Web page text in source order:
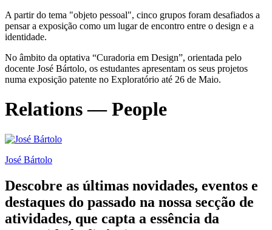
A partir do tema "objeto pessoal", cinco grupos foram desafiados a
pensar a exposição como um lugar de encontro entre o design e a
identidade.
No âmbito da optativa “Curadoria em Design”, orientada pelo
docente José Bártolo, os estudantes apresentam os seus projetos
numa exposição patente no Exploratório até 26 de Maio.
Relations — People
José Bártolo
Descobre as últimas novidades, eventos e
destaques do passado na nossa secção de
atividades, que capta a essência da